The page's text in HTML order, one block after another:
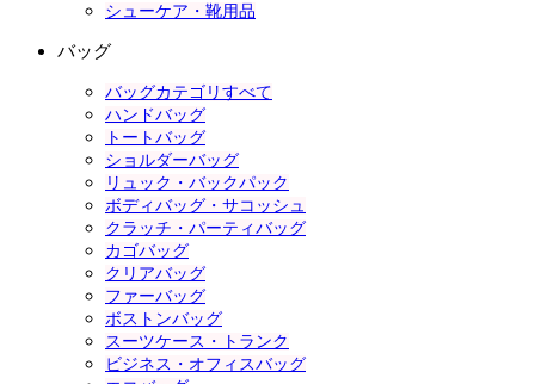
シューケア・靴用品
バッグ
バッグカテゴリすべて
ハンドバッグ
トートバッグ
ショルダーバッグ
リュック・バックパック
ボディバッグ・サコッシュ
クラッチ・パーティバッグ
カゴバッグ
クリアバッグ
ファーバッグ
ボストンバッグ
スーツケース・トランク
ビジネス・オフィスバッグ